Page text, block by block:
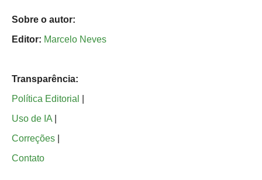
Sobre o autor:
Editor: Marcelo Neves
Transparência:
Política Editorial
Uso de IA
Correções
Contato